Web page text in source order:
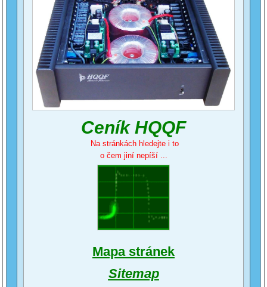
Ceník HQQF
Na stránkách hledejte i to
o čem jiní nepíší ...
Mapa stránek
Sitemap